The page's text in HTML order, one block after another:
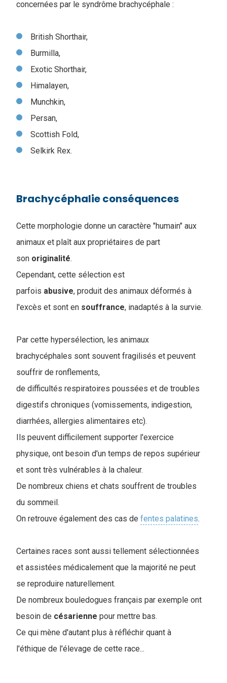
concernées par le syndrôme brachycéphale :
British Shorthair,
Burmilla,
Exotic Shorthair,
Himalayen,
Munchkin,
Persan,
Scottish Fold,
Selkirk Rex.
Brachycéphalie conséquences
Cette morphologie donne un caractère "humain" aux
animaux et plaît aux propriétaires de part
son originalité.
Cependant, cette sélection est
parfois abusive, produit des animaux déformés à
l'excès et sont en souffrance, inadaptés à la survie.
Par cette hypersélection, les animaux
brachycéphales sont souvent fragilisés et peuvent
souffrir de ronflements,
de difficultés respiratoires poussées et de troubles
digestifs chroniques (vomissements, indigestion,
diarrhées, allergies alimentaires etc).
Ils peuvent difficilement supporter l'exercice
physique, ont besoin d'un temps de repos supérieur
et sont très vulnérables à la chaleur.
De nombreux chiens et chats souffrent de troubles
du sommeil.
On retrouve également des cas de fentes palatines.
Certaines races sont aussi tellement sélectionnées
et assistées médicalement que la majorité ne peut
se reproduire naturellement.
De nombreux bouledogues français par exemple ont
besoin de césarienne pour mettre bas.
Ce qui mène d'autant plus à réfléchir quant à
l'éthique de l'élevage de cette race...